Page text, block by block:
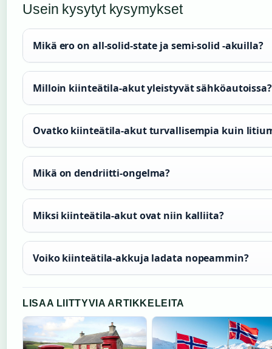
Usein kysytyt kysymykset
Mikä ero on all-solid-state ja semi-solid -akuilla?
Milloin kiinteätila-akut yleistyvät sähköautoissa?
Ovatko kiinteätila-akut turvallisempia kuin
Mikä on dendriitti-ongelma?
Miksi kiinteätila-akut ovat niin kalliita?
Voiko kiinteätila-akkuja ladata nopeammin?
LISAA LIITTYVIA ARTIKKELEITA